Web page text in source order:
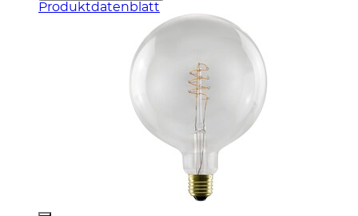
Produktdatenblatt